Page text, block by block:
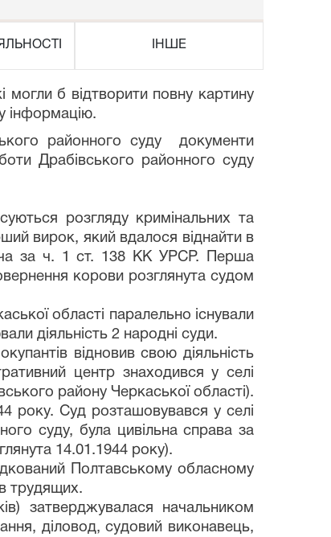
ІНШЕ
могли б відтворити повну картину
інформацію.
районного суду документи
Драбівського районного суду
розгляду кримінальних та
вирок, який вдалося віднайти в
за ч. 1 ст. 138 КК УРСР. Перша
корови розглянута судом
області паралельно існували
діяльність 2 народні суди.
відновив свою діяльність
центр знаходився у селі
району Черкаської області).
року. Суд розташовувався у селі
суду, була цивільна справа за
14.01.1944 року).
Полтавському обласному
трудящих.
затверджувалася начальником
діловод, судовий виконавець,